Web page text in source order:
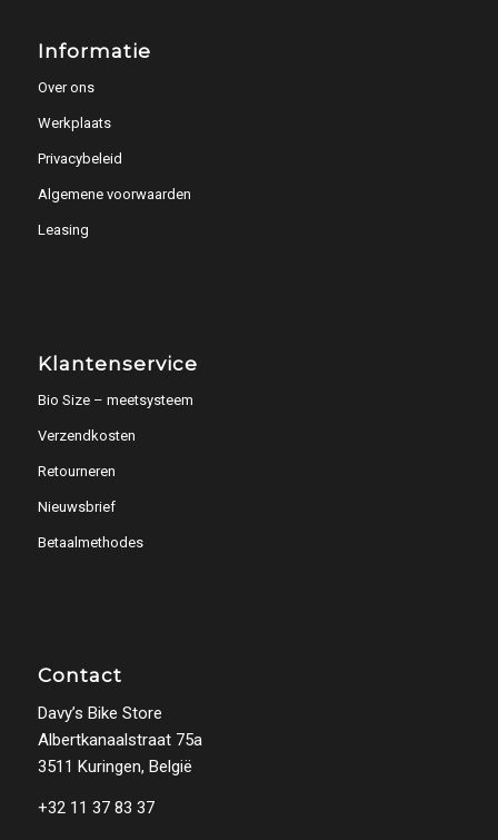
Informatie
Over ons
Werkplaats
Privacybeleid
Algemene voorwaarden
Leasing
Klantenservice
Bio Size – meetsysteem
Verzendkosten
Retourneren
Nieuwsbrief
Betaalmethodes
Contact
Davy’s Bike Store
Albertkanaalstraat 75a
3511 Kuringen, België
+32 11 37 83 37